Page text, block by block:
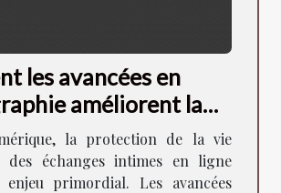
les avancées en
améliorent la
des échanges intimes
la protection de la vie
échanges intimes en ligne
primordial. Les avancées